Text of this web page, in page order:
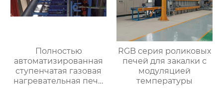
Полностью
автоматизированная
ступенчатая газовая
нагревательная печь,
RGB серия роликовых
печей для закалки с
модуляцией
температуры